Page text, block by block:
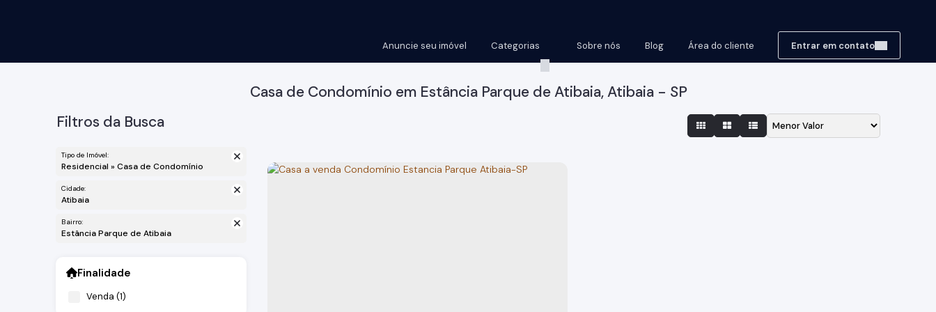
Entrar em contato
Área do cliente
Blog
Sobre nós
Categorias
Anuncie seu imóvel
Casa de Condomínio em Estância Parque de Atibaia, Atibaia - SP
Filtros da Busca
Tipo de Imóvel:
Residencial » Casa de Condomínio
Cidade:
Atibaia
Bairro:
Estância Parque de Atibaia
Finalidade
Venda (1)